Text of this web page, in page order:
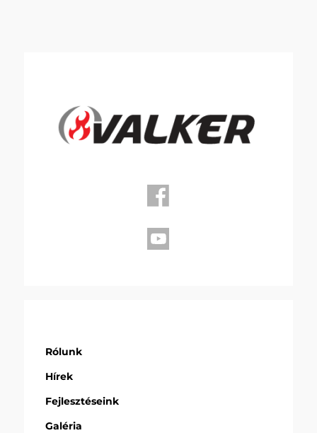
Rólunk
Hírek
Fejlesztéseink
Galéria